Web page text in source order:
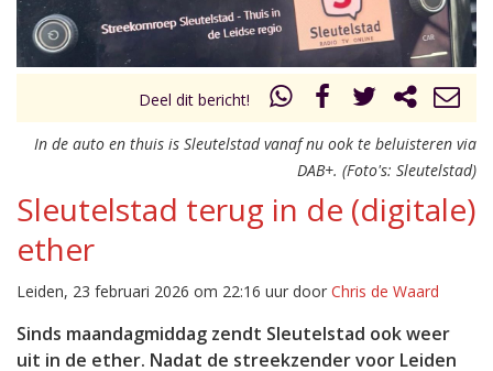
Deel dit bericht!
In de auto en thuis is Sleutelstad vanaf nu ook te beluisteren via
DAB+. (Foto's: Sleutelstad)
Sleutelstad terug in de (digitale)
ether
Leiden, 23 februari 2026 om 22:16 uur door Chris de Waard
Sinds maandagmiddag zendt Sleutelstad ook weer
uit in de ether. Nadat de streekzender voor Leiden